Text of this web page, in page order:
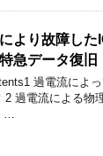
より故障し
急データ復旧
過電流によ
2 過電流による物
…